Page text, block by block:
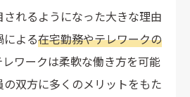
れるようになった大きな理由
による在宅勤務やテレワークの
レワークは柔軟な働き方を可能
双方に多くのメリットをもた